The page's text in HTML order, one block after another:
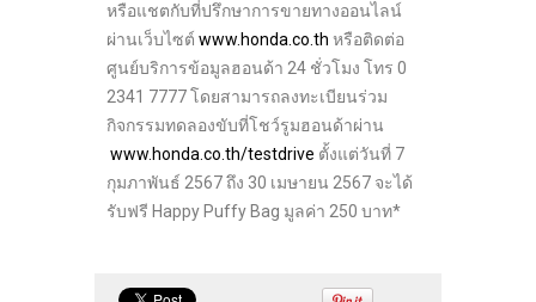
หรือแชตกับที่ปรึกษาการขายทางออนไลน์
ผ่านเว็บไซต์ www.honda.co.th หรือติดต่อ
ศูนย์บริการข้อมูลฮอนด้า 24 ชั่วโมง โทร 0
2341 7777 โดยสามารถลงทะเบียนร่วม
กิจกรรมทดลองขับที่โชว์รูมฮอนด้าผ่าน
www.honda.co.th/testdrive ตั้งแต่วันที่ 7
กุมภาพันธ์ 2567 ถึง 30 เมษายน 2567 จะได้
รับฟรี Happy Puffy Bag มูลค่า 250 บาท*